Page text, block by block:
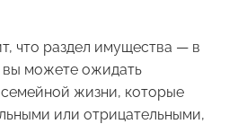
что раздел имущества — в
можете ожидать
жизни, которые
или отрицательными,